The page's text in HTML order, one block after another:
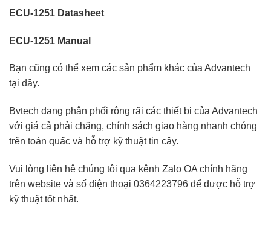
ECU-1251 Datasheet
ECU-1251 Manual
Bạn cũng có thể xem các sản phẩm khác của Advantech
tại đây.
Bvtech đang phân phối rộng rãi các thiết bị của Advantech
với giá cả phải chăng, chính sách giao hàng nhanh chóng
trên toàn quấc và hỗ trợ kỹ thuật tin cây.
Vui lòng liên hệ chúng tôi qua kênh Zalo OA chính hãng
trên website và số điện thoại 0364223796 để được hỗ trợ
kỹ thuật tốt nhất.